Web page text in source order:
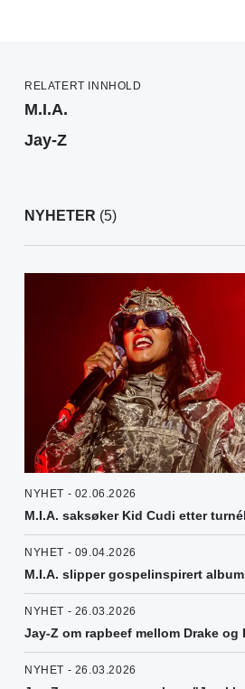
RELATERT INNHOLD
M.I.A.
Jay-Z
NYHETER (5)
NYHET - 02.06.2026
M.I.A. saksøker Kid Cudi etter
NYHET - 09.04.2026
M.I.A. slipper gospelinspirert album
NYHET - 26.03.2026
Jay-Z om rapbeef mellom Drake og
NYHET - 26.03.2026